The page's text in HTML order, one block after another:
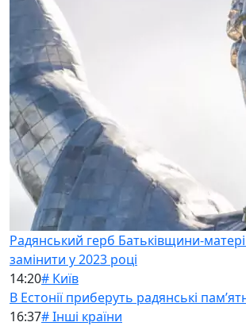
Радянський герб Батьківщини-
замінити у 2023 році
14:20# Київ
В Естонії приберуть радянські
16:37# Інші країни